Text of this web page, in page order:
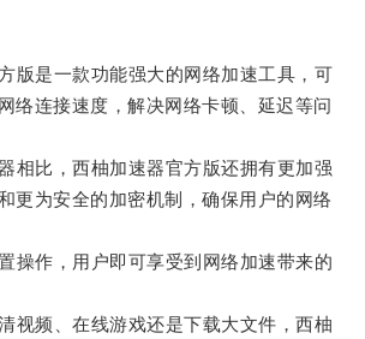
是一款功能强大的网络加速工具，可
络连接速度，解决网络卡顿、延迟等问
比，西柚加速器官方版还拥有更加强
更为安全的加密机制，确保用户的网络
作，用户即可享受到网络加速带来的
频、在线游戏还是下载大文件，西柚